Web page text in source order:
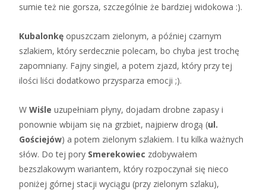
sumie też nie gorsza, szczególnie że bardziej widokowa :).
Kubalonkę opuszczam zielonym, a później czarnym
szlakiem, który serdecznie polecam, bo chyba jest trochę
zapomniany. Fajny singiel, a potem zjazd, który przy tej
ilości liści dodatkowo przysparza emocji ;).
W Wiśle uzupełniam płyny, dojadam drobne zapasy i
ponownie wbijam się na grzbiet, najpierw drogą (ul.
Gościejów) a potem zielonym szlakiem. I tu kilka ważnych
słów. Do tej pory Smerekowiec zdobywałem
bezszlakowym wariantem, który rozpoczynał się nieco
poniżej górnej stacji wyciągu (przy zielonym szlaku),